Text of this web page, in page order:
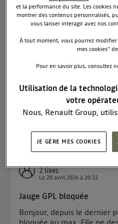
Le29 avril 2026à11:27
Batterie voiture neuve qui
Bonjour à tous et toutes,
nouvelle Dacia Sandero
pour l'instant et vendredi
eu un message d'erreur :
DANGER" av...voir la suite
Lire la réponse
2likes
Le28 avril 2026 à20:22
Jauge GPL bloquée
Bonjour, depuis le dernier
et la performance du site. Les cookies
montrer des contenus personnalisés,
vous laisser interagir avec nos
À tout moment, vous pourrez
mes cookies"
Pour en savoir plus, consultez
Utilisation de la
votre
Nous, Renault Group,
cette notice de
télécom participant
La technologie Utiq a été
de vos données
JE GÈRE MES COOKIES